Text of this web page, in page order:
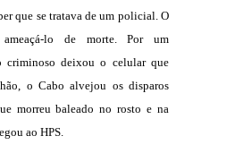
que se tratava de um policial. O
ameaçá-lo de morte. Por um
criminoso deixou o celular que
o Cabo alvejou os disparos
morreu baleado no rosto e na
ao HPS.